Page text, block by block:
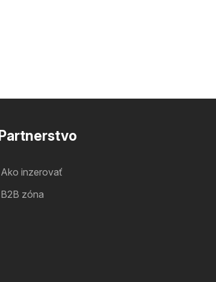
Partnerstvo
Ako inzerovať
B2B zóna